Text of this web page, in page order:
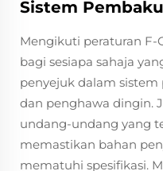
Sistem
Mengikuti peraturan F-
bagi sesiapa sahaja
penyejuk dalam sistem
dan penghawa dingin.
undang-undang yang
memastikan bahan
mematuhi spesifikasi.